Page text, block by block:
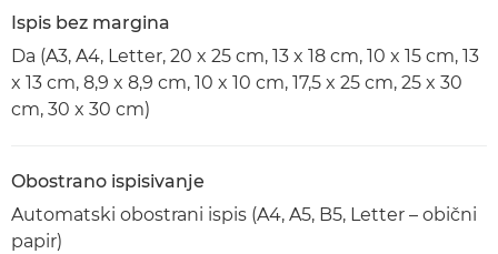
Ispis bez margina
Da (A3, A4, Letter, 20 x 25 cm, 13 x 18 cm, 10 x 15 cm, 13
x 13 cm, 8,9 x 8,9 cm, 10 x 10 cm, 17,5 x 25 cm, 25 x 30
cm, 30 x 30 cm)
Obostrano ispisivanje
Automatski obostrani ispis (A4, A5, B5, Letter – obični
papir)